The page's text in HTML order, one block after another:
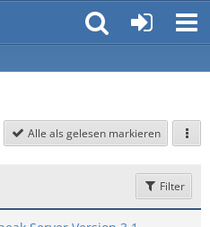
Alle als gelesen markieren
Filter